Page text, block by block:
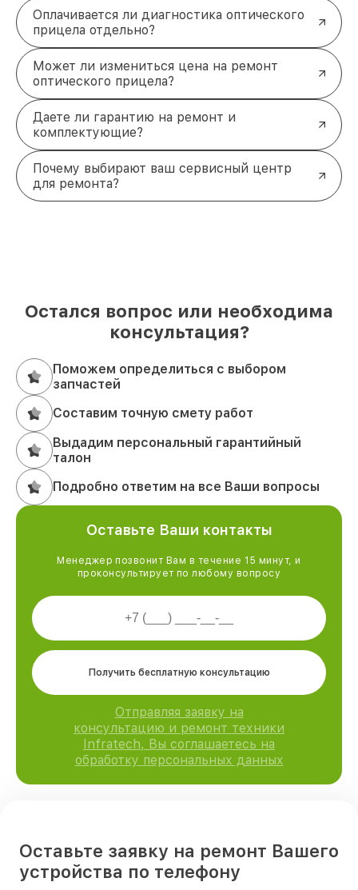
Оплачивается ли диагностика оптического
прицела отдельно?
Может ли измениться цена на ремонт
оптического прицела?
Даете ли гарантию на ремонт и
комплектующие?
Почему выбирают ваш сервисный центр
для ремонта?
Остался вопрос или необходима
консультация?
Поможем определиться с выбором
запчастей
Составим точную смету работ
Выдадим персональный гарантийный
талон
Подробно ответим на все Ваши вопросы
Оставьте Ваши контакты
Менеджер позвонит Вам в течение 15 минут, и
проконсультирует по любому вопросу
Получить бесплатную консультацию
Отправляя заявку на
консультацию и ремонт техники
Infratech, Вы соглашаетесь на
обработку персональных данных
Оставьте заявку на ремонт Вашего
устройства по телефону